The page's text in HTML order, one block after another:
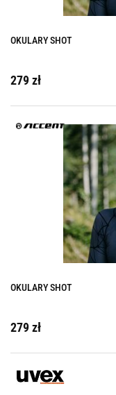
OKULARY SHOT
279 zł
OKULARY SHOT
279 zł